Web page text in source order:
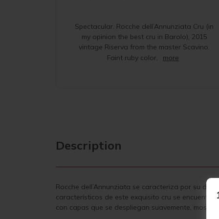
Spectacular. Rocche dell’Annunziata Cru (in
my opinion the best cru in Barolo), 2015
vintage Riserva from the master Scavino.
Faint ruby color,
more
Description
Rocche dell’Annunziata se caracteriza por su
característicos de este exquisito cru se
con capas que se despliegan suavemente,